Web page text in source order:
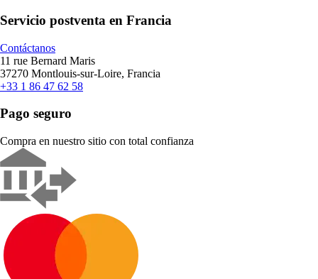
Servicio postventa en Francia
Contáctanos
11 rue Bernard Maris
37270 Montlouis-sur-Loire, Francia
+33 1 86 47 62 58
Pago seguro
Compra en nuestro sitio con total confianza